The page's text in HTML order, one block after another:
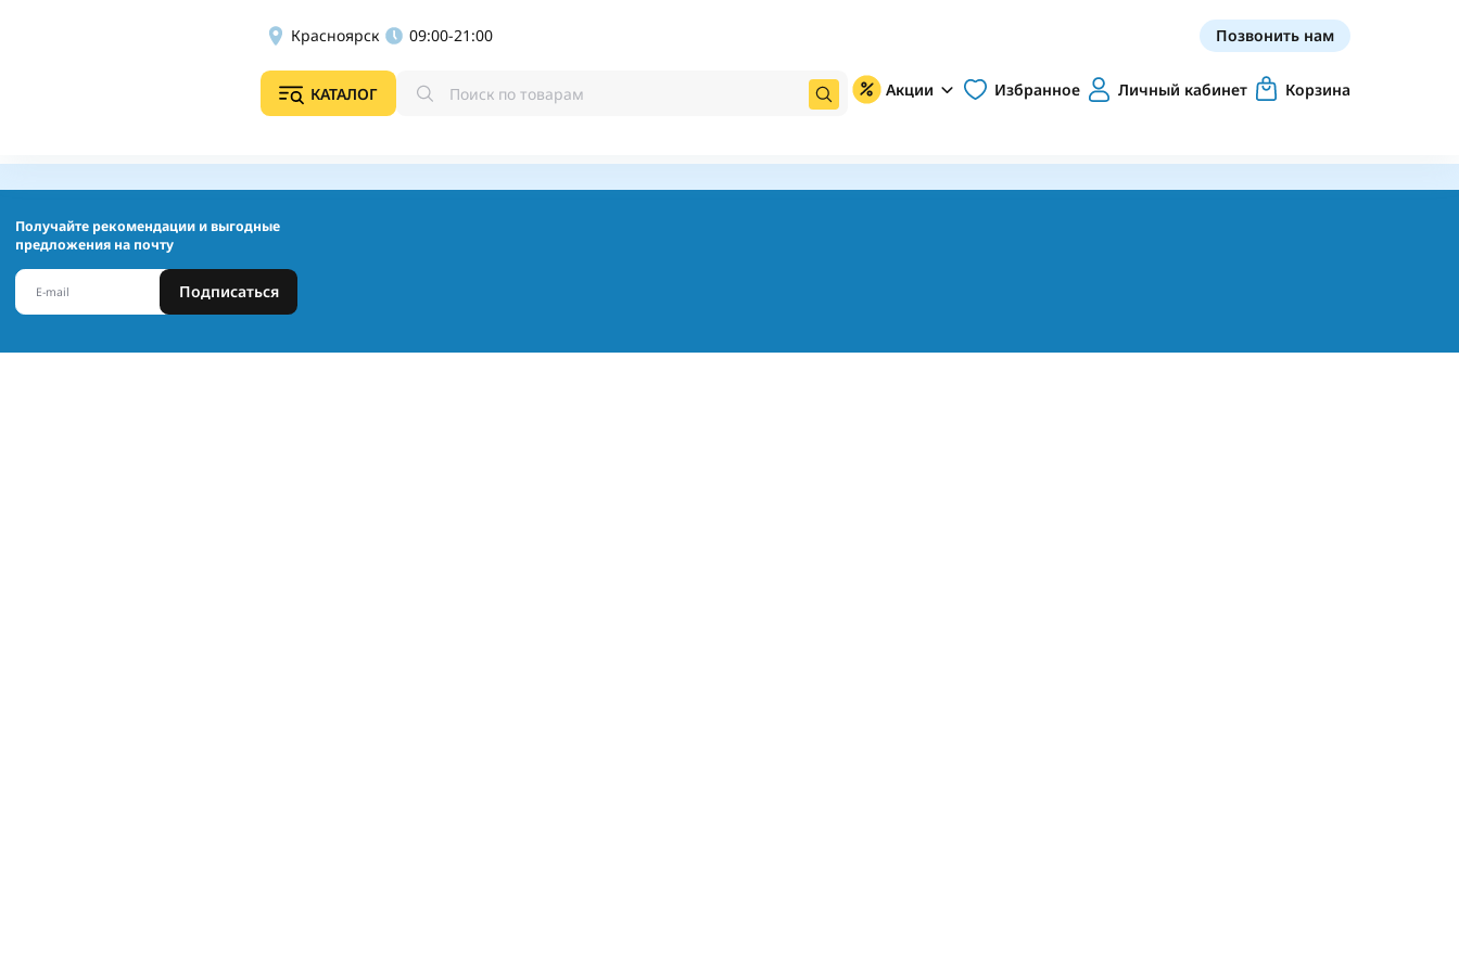
Красноярск 09:00-21:00 Позвонить нам
КАТАЛОГ Акции Избранное Личный кабинет Корзина
Получайте рекомендации и выгодные
предложения на почту
Подписаться